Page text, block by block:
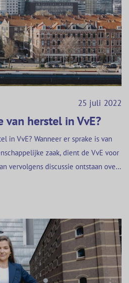
25 juli 2022
herstel in VvE?
in VvE? Wanneer er sprake is van
zaak, dient de VvE voor
vervolgens discussie ontstaan over
plaats te vinden. Onlangs sprak
zich uit over deze vraag.